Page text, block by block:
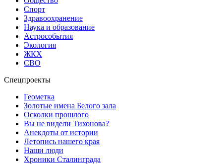
Спорт
Здравоохранение
Наука и образование
Астрособытия
Экология
ЖКХ
СВО
Спецпроекты
Геометка
Золотые имена Белого зала
Осколки прошлого
Вы не видели Тихонова?
Анекдоты от истории
Летопись нашего края
Наши люди
Хроники Сталинграда